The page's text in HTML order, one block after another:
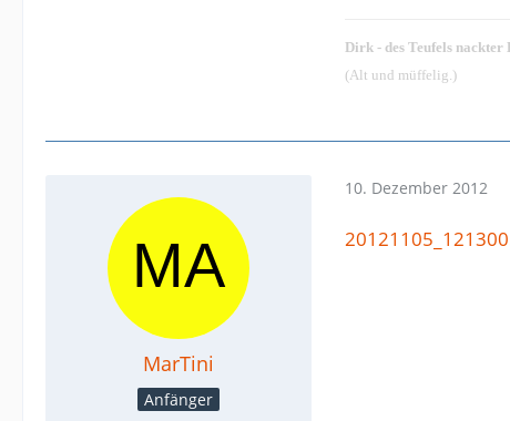
Dirk - des Teufels
(Alt und müffelig.)
MarTini
Anfänger
10. Dezember 2012